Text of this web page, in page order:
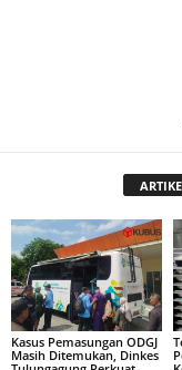
Kasus Pemasungan ODGJ
Masih Ditemukan, Dinkes